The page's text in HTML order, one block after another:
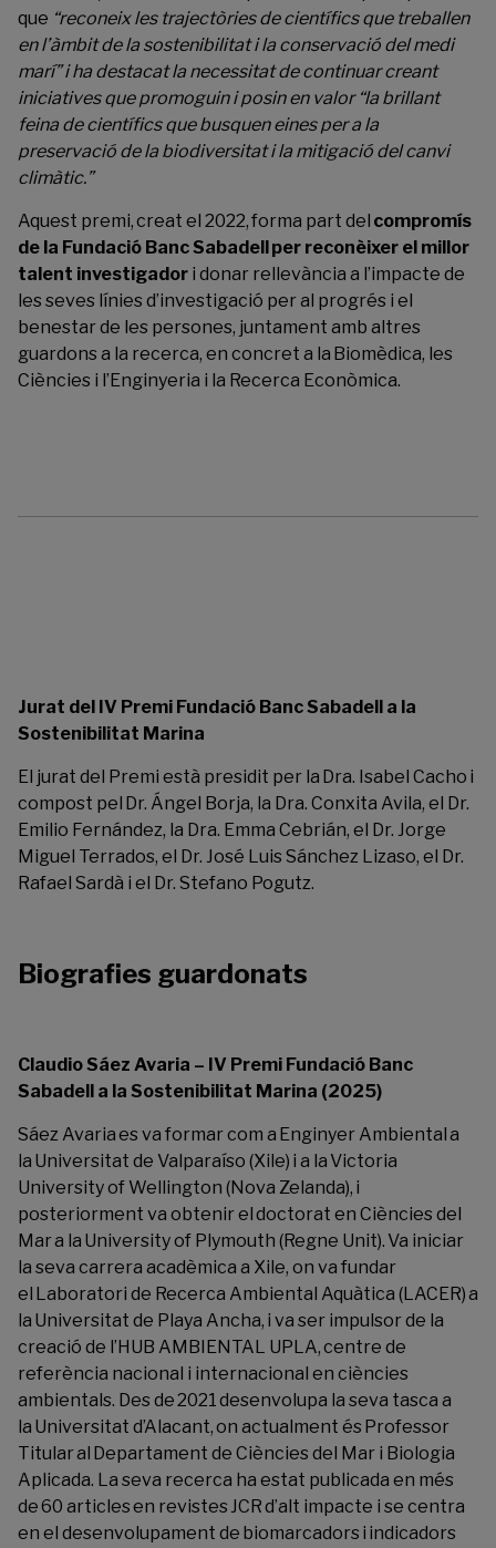
que “reconeix les trajectòries de científics que treballen
en l’àmbit de la sostenibilitat i la conservació del medi
marí” i ha destacat la necessitat de continuar creant
iniciatives que promoguin i posin en valor “la brillant
feina de científics que busquen eines per a la
preservació de la biodiversitat i la mitigació del canvi
climàtic.”
Aquest premi, creat el 2022, forma part del compromís
de la Fundació Banc Sabadell per reconèixer el millor
talent investigador i donar rellevància a l’impacte de
les seves línies d’investigació per al progrés i el
benestar de les persones, juntament amb altres
guardons a la recerca, en concret a la Biomèdica, les
Ciències i l’Enginyeria i la Recerca Econòmica.
Jurat del IV Premi Fundació Banc Sabadell a la
Sostenibilitat Marina
El jurat del Premi està presidit per la Dra. Isabel Cacho i
compost pel Dr. Ángel Borja, la Dra. Conxita Avila, el Dr.
Emilio Fernández, la Dra. Emma Cebrián, el Dr. Jorge
Miguel Terrados, el Dr. José Luis Sánchez Lizaso, el Dr.
Rafael Sardà i el Dr. Stefano Pogutz.
Biografies guardonats
Claudio Sáez Avaria – IV Premi Fundació Banc
Sabadell a la Sostenibilitat Marina (2025)
Sáez Avaria es va formar com a Enginyer Ambiental a
la Universitat de Valparaíso (Xile) i a la Victoria
University of Wellington (Nova Zelanda), i
posteriorment va obtenir el doctorat en Ciències del
Mar a la University of Plymouth (Regne Unit). Va iniciar
la seva carrera acadèmica a Xile, on va fundar
el Laboratori de Recerca Ambiental Aquàtica (LACER) a
la Universitat de Playa Ancha, i va ser impulsor de la
creació de l’HUB AMBIENTAL UPLA, centre de
referència nacional i internacional en ciències
ambientals. Des de 2021 desenvolupa la seva tasca a
la Universitat d’Alacant, on actualment és Professor
Titular al Departament de Ciències del Mar i Biologia
Aplicada. La seva recerca ha estat publicada en més
de 60 articles en revistes JCR d’alt impacte i se centra
en el desenvolupament de biomarcadors i indicadors